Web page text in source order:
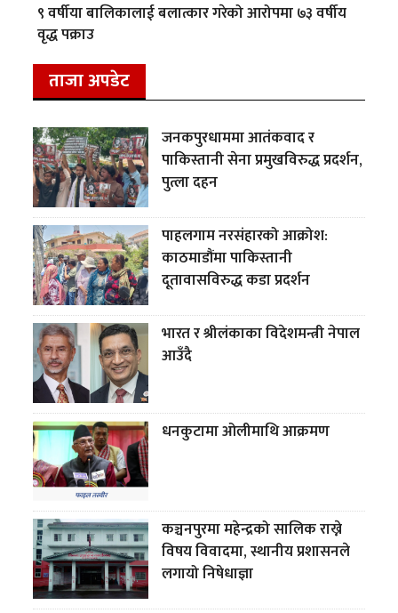
९ वर्षीया बालिकालाई बलात्कार गरेको आरोपमा ७३ वर्षीय
वृद्ध पक्राउ
ताजा अपडेट
जनकपुरधाममा आतंकवाद र
पाकिस्तानी सेना प्रमुखविरुद्ध प्रदर्शन,
पुत्ला दहन
पाहलगाम नरसंहारको आक्रोश:
काठमाडौंमा पाकिस्तानी
दूतावासविरुद्ध कडा प्रदर्शन
भारत र श्रीलंकाका विदेशमन्त्री नेपाल
आउँदै
धनकुटामा ओलीमाथि आक्रमण
कञ्चनपुरमा महेन्द्रको सालिक राख्ने
विषय विवादमा, स्थानीय प्रशासनले
लगायो निषेधाज्ञा